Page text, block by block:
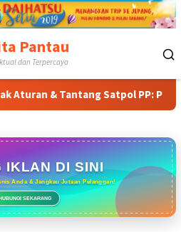
Pantau
dan Terpercaya
Satpol PP: Pembangunan
IKLAN DI SINI
Anda & Jangkau Jutaan Pelanggan!
SEKARANG